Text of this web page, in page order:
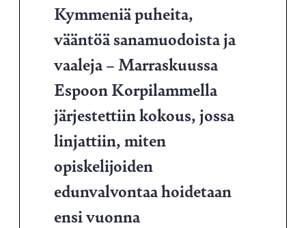
Kymmeniä puheita,
vääntöä sanamuodoista ja
vaaleja – Marraskuussa
Espoon Korpilammella
järjestettiin kokous, jossa
linjattiin, miten
opiskelijoiden
edunvalvontaa hoidetaan
ensi vuonna